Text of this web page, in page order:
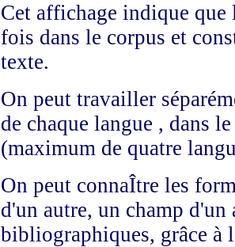
Cet affichage indique
fois dans le corpus et
texte.
On peut travailler
de chaque langue , dans
(maximum de quatre
On peut connaÎtre les
d'un autre, un champ d'un
bibliographiques, grâce à